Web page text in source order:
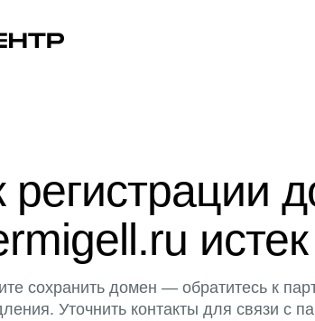
регистрации
истек
сохранить домен — обратитесь к
Уточнить контакты для связи с